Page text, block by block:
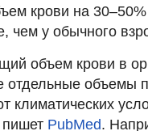
крови на
чем у обычного
объем крови в
отдельные объемы
климатических
PubMed.